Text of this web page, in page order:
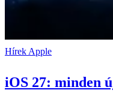
Hírek Apple
iOS 27: minden